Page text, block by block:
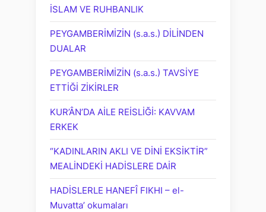
İSLAM VE RUHBANLIK
PEYGAMBERİMİZİN (s.a.s.) DİLİNDEN
DUALAR
PEYGAMBERİMİZİN (s.a.s.) TAVSİYE
ETTİĞİ ZİKİRLER
KUR’ÂN’DA AİLE REİSLİĞİ: KAVVAM
ERKEK
“KADINLARIN AKLI VE DİNİ EKSİKTİR”
MEALİNDEKİ HADİSLERE DAİR
HADİSLERLE HANEFÎ FIKHI – el-
Muvatta’ okumaları